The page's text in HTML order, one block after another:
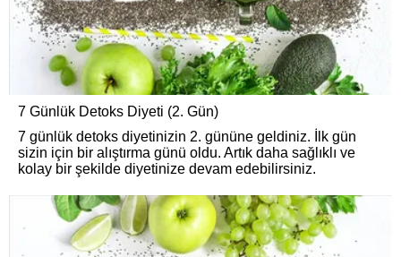
7 Günlük Detoks Diyeti (2. Gün)
7 günlük detoks diyetinizin 2. gününe geldiniz. İlk gün
sizin için bir alıştırma günü oldu. Artık daha sağlıklı ve
kolay bir şekilde diyetinize devam edebilirsiniz.